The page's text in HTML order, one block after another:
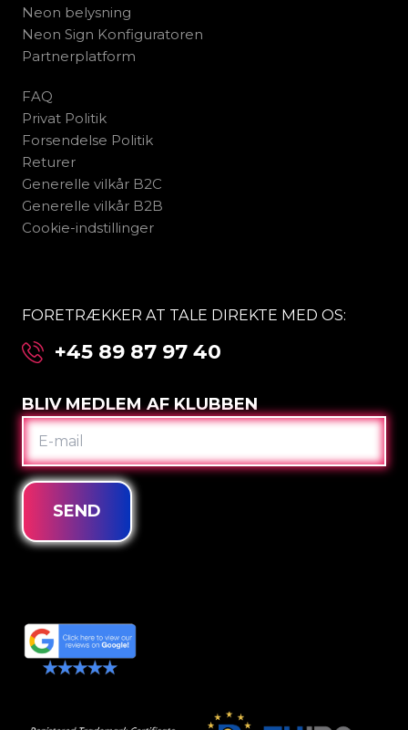
Neon belysning
Neon Sign Konfiguratoren
Partnerplatform
FAQ
Privat Politik
Forsendelse Politik
Returer
Generelle vilkår B2C
Generelle vilkår B2B
Cookie-indstillinger
FORETRÆKKER AT TALE DIREKTE MED OS:
+45 89 87 97 40
BLIV MEDLEM AF KLUBBEN
E-
MAIL
SEND